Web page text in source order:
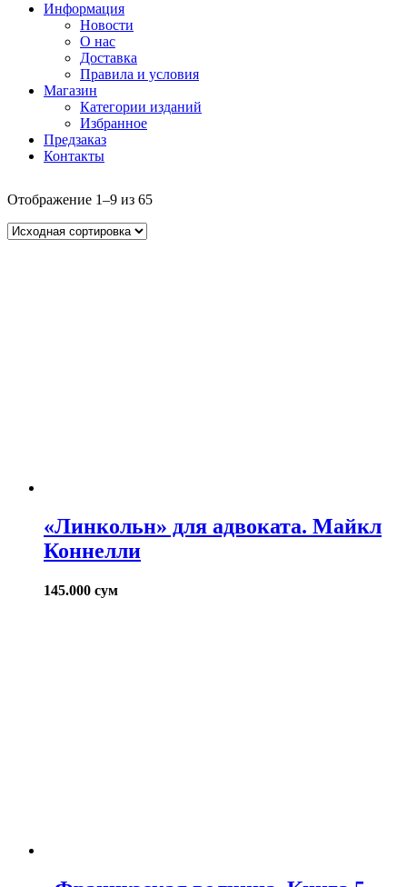
Информация
Новости
О нас
Доставка
Правила и условия
Магазин
Категории изданий
Избранное
Предзаказ
Контакты
Отображение 1–9 из 65
«Линкольн» для адвоката. Майкл
Коннелли
145.000 сум